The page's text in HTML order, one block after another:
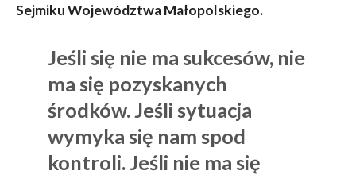
Sejmiku Województwa Małopolskiego.
Jeśli się nie ma sukcesów, nie
ma się pozyskanych
środków. Jeśli sytuacja
wymyka się nam spod
kontroli. Jeśli nie ma się